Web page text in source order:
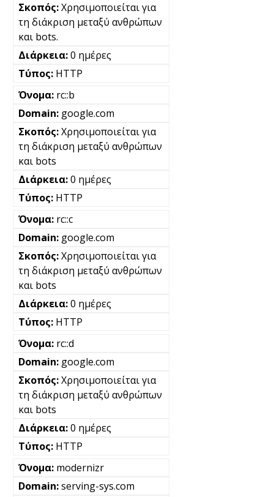
Χρησιμοποιείται για
τη διάκριση μεταξύ ανθρώπων
και bots.
0 ημέρες
HTTP
rc::b
google.com
Χρησιμοποιείται για
τη διάκριση μεταξύ ανθρώπων
και bots
0 ημέρες
HTTP
rc::c
google.com
Χρησιμοποιείται για
τη διάκριση μεταξύ ανθρώπων
και bots
0 ημέρες
HTTP
rc::d
google.com
Χρησιμοποιείται για
τη διάκριση μεταξύ ανθρώπων
και bots
0 ημέρες
HTTP
modernizr
serving-sys.com